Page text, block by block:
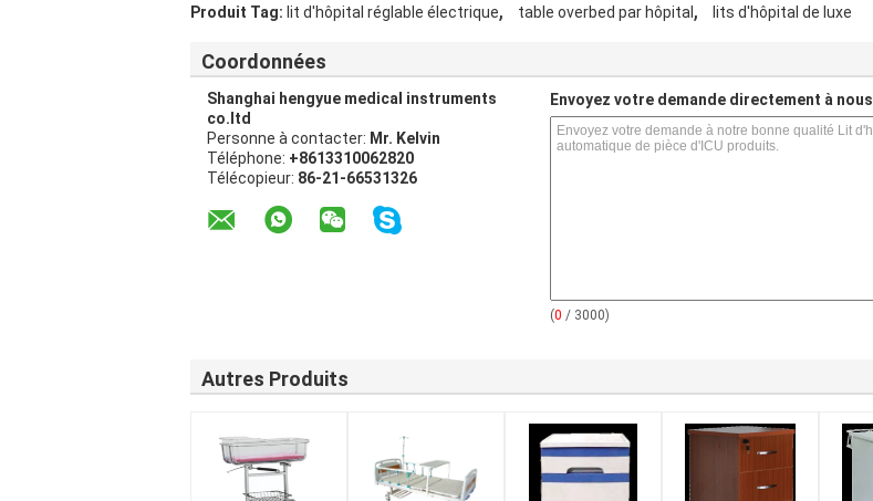
Produit Tag: lit d'hôpital réglable électrique, table overbed par hôpital , lits d'hôpital de luxe
Coordonnées
Shanghai hengyue medical instruments
co.ltd
Personne à contacter: Mr. Kelvin
Téléphone: +8613310062820
Télécopieur: 86-21-66531326
Envoyez votre demande directement à nous
(0 / 3000)
Autres Produits